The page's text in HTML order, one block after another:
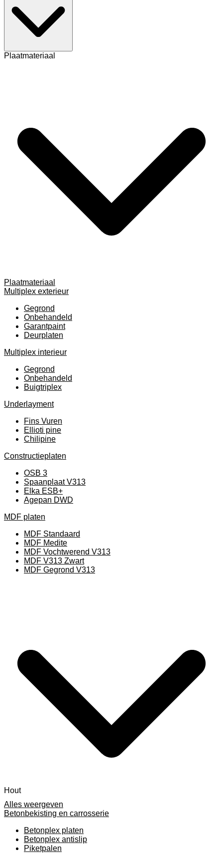
Plaatmateriaal
Plaatmateriaal
Multiplex exterieur
Gegrond
Onbehandeld
Garantpaint
Deurplaten
Multiplex interieur
Gegrond
Onbehandeld
Buigtriplex
Underlayment
Fins Vuren
Ellioti pine
Chilipine
Constructieplaten
OSB 3
Spaanplaat V313
Elka ESB+
Agepan DWD
MDF platen
MDF Standaard
MDF Medite
MDF Vochtwerend V313
MDF V313 Zwart
MDF Gegrond V313
Alles weergeven
Betonbekisting en carrosserie
Betonplex platen
Betonplex antislip
Piketpalen
Hout